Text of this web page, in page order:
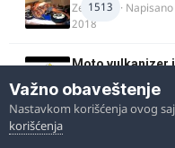
1513
Zeljkamp · Napisano
2018
51
Moto vulkanizer
servis - Igor XT,
Beograd
igorxt· Napisano
2010
Važno obaveštenje
Nastavkom korišćenja ovog
korišćenja